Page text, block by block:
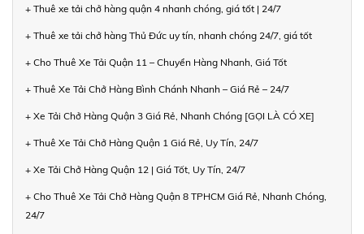
+ Thuê xe tải chở hàng quận 4 nhanh chóng, giá tốt | 24/7
+ Thuê xe tải chở hàng Thủ Đức uy tín, nhanh chóng 24/7, giá tốt
+ Cho Thuê Xe Tải Quận 11 – Chuyển Hàng Nhanh, Giá Tốt
+ Thuê Xe Tải Chở Hàng Bình Chánh Nhanh – Giá Rẻ – 24/7
+ Xe Tải Chở Hàng Quận 3 Giá Rẻ, Nhanh Chóng [GỌI LÀ CÓ XE]
+ Thuê Xe Tải Chở Hàng Quận 1 Giá Rẻ, Uy Tín, 24/7
+ Xe Tải Chở Hàng Quận 12 | Giá Tốt, Uy Tín, 24/7
+ Cho Thuê Xe Tải Chở Hàng Quận 8 TPHCM Giá Rẻ, Nhanh Chóng,
24/7